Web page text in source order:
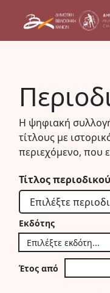
Η ψηφιακή
τίτλους με
περιεχόμενο, που
Τίτλος περιοδικού
Εκδότης
Έτος από